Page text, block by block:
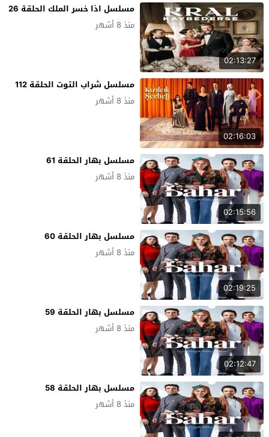
02:13:27
مسلسل اذا خسر الملك الحلقة 26
منذ 8 أشهر
02:16:03
مسلسل شراب التوت الحلقة 112
منذ 8 أشهر
02:15:56
مسلسل بهار الحلقة 61
منذ 8 أشهر
02:19:25
مسلسل بهار الحلقة 60
منذ 8 أشهر
02:12:47
مسلسل بهار الحلقة 59
منذ 8 أشهر
مسلسل بهار الحلقة 58
منذ 8 أشهر